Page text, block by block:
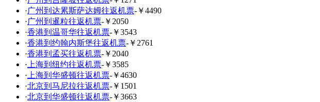
·广州到达累斯萨达姆往返机票-￥4490
·广州到暹粒往返机票-￥2050
·香港到温哥华往返机票-￥3543
·香港到约翰内斯堡往返机票-￥2761
·香港到孟买往返机票-￥2040
· 上海到纽约往返机票-￥3585
· 上海到华盛顿往返机票-￥4630
·北京到马尼拉往返机票-￥1501
·北京到华盛顿往返机票-￥3663